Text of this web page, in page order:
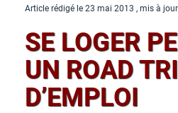
Article rédigé le 23 mai 2013 , mis à
SE LOGER
UN ROAD
D’EMPLOI